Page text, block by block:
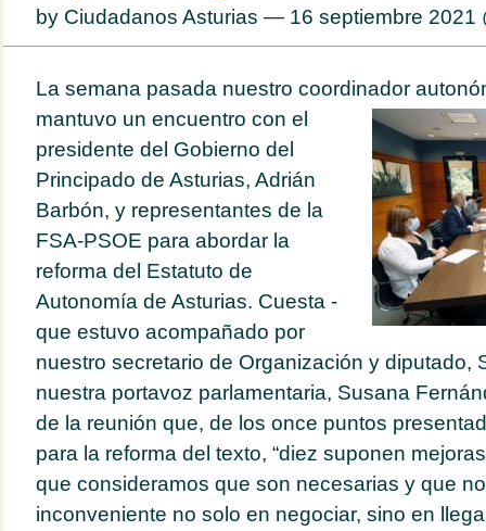
by Ciudadanos Asturias — 16 septiembre 2021
La semana pasada nuestro coordinador
mantuvo un encuentro con el
presidente del Gobierno del
Principado de Asturias, Adrián
Barbón, y representantes de la
FSA-PSOE para abordar la
reforma del Estatuto de
Autonomía de Asturias. Cuesta -
que estuvo acompañado por
nuestro secretario de Organización y diputado,
nuestra portavoz parlamentaria, Susana
de la reunión que, de los once puntos
para la reforma del texto, “diez suponen
que consideramos que son necesarias y que
inconveniente no solo en negociar, sino en